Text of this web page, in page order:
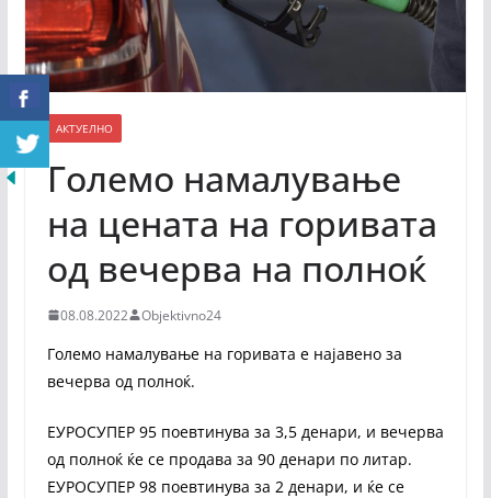
АКТУЕЛНО
Големо намалување
на цената на горивата
од вечерва на полноќ
08.08.2022 Objektivno24
Големо намалување на горивата е најавено за
вечерва од полноќ.
ЕУРОСУПЕР 95 поевтинува за 3,5 денари, и вечерва
од полноќ ќе се продава за 90 денари по литар.
ЕУРОСУПЕР 98 поевтинува за 2 денари, и ќе се